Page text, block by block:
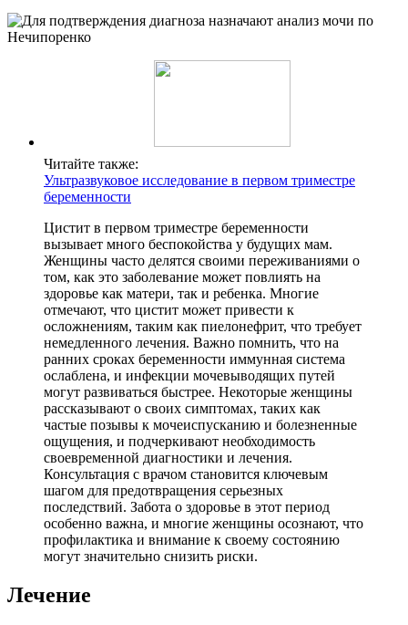
Читайте также:
Ультразвуковое исследование в первом триместре
беременности
Цистит в первом триместре беременности
вызывает много беспокойства у будущих мам.
Женщины часто делятся своими переживаниями о
том, как это заболевание может повлиять на
здоровье как матери, так и ребенка. Многие
отмечают, что цистит может привести к
осложнениям, таким как пиелонефрит, что требует
немедленного лечения. Важно помнить, что на
ранних сроках беременности иммунная система
ослаблена, и инфекции мочевыводящих путей
могут развиваться быстрее. Некоторые женщины
рассказывают о своих симптомах, таких как
частые позывы к мочеиспусканию и болезненные
ощущения, и подчеркивают необходимость
своевременной диагностики и лечения.
Консультация с врачом становится ключевым
шагом для предотвращения серьезных
последствий. Забота о здоровье в этот период
особенно важна, и многие женщины осознают, что
профилактика и внимание к своему состоянию
могут значительно снизить риски.
Лечение